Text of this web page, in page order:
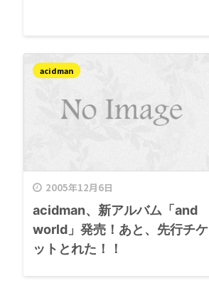
2005年12月6日
acidman
acidman、新アルバム「and
world」発売！あと、先行チケ
ットとれた！！